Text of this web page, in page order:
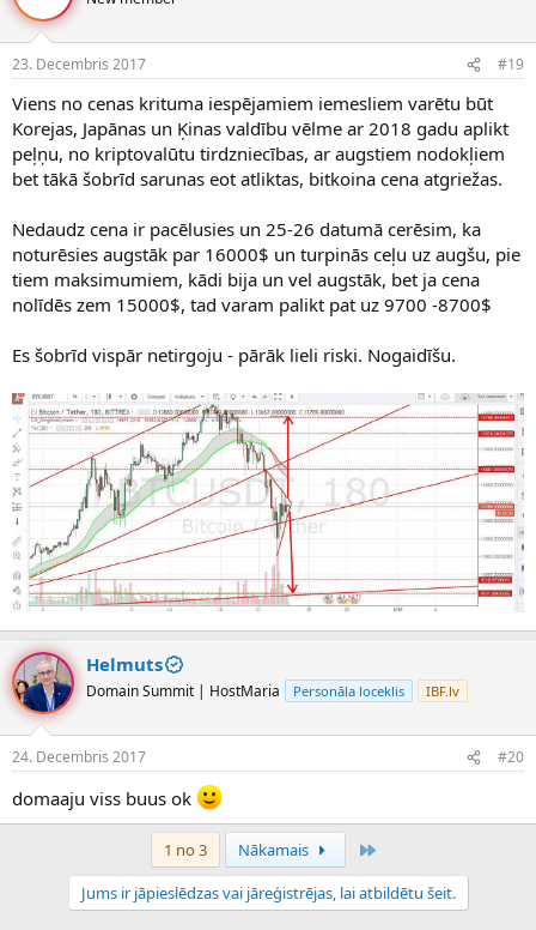
23. Decembris 2017 #19
Viens no cenas krituma iespējamiem iemesliem varētu būt
Korejas, Japānas un Ķinas valdību vēlme ar 2018 gadu aplikt
peļņu, no kriptovalūtu tirdzniecības, ar augstiem nodokļiem
bet tākā šobrīd sarunas eot atliktas, bitkoina cena atgriežas.
Nedaudz cena ir pacēlusies un 25-26 datumā cerēsim, ka
noturēsies augstāk par 16000$ un turpinās ceļu uz augšu, pie
tiem maksimumiem, kādi bija un vel augstāk, bet ja cena
nolīdēs zem 15000$, tad varam palikt pat uz 9700 -8700$
Es šobrīd vispār netirgoju - pārāk lieli riski. Nogaidīšu.
Helmuts
Domain Summit | HostMaria Personāla loceklis IBF.lv
24. Decembris 2017 #20
domaaju viss buus ok
1 no 3 Nākamais
Jums ir jāpieslēdzas vai jāreģistrējas, lai atbildētu šeit.